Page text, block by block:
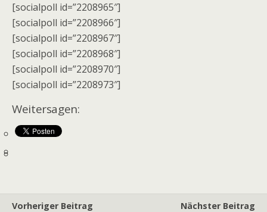
[socialpoll id=”2208965″]
[socialpoll id=”2208966″]
[socialpoll id=”2208967″]
[socialpoll id=”2208968″]
[socialpoll id=”2208970″]
[socialpoll id=”2208973″]
Weitersagen:
Vorheriger Beitrag
Nächster Beitrag